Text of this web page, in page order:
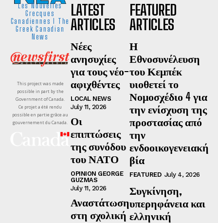
Les Nouvelles
Grecques
Canadiennes I The
Greek Canadian
News
This project was made
possible in part by the
Government of Canada.
Ce projet a été rendu
possible en partie grâce au
gouvernement du Canada.
LATEST
ARTICLES
Νέες
ανησυχίες
για τους νέο-
αφιχθέντες
LOCAL NEWS
July 11, 2026
Οι
επιπτώσεις
της συνόδου
του ΝΑΤΟ
OPINION GEORGE
GUZMAS
July 11, 2026
Αναστάτωση
στη σχολική
FEATURED
ARTICLES
Η
Εθνοσυνέλευση
του Κεμπέκ
υιοθετεί το
Νομοσχέδιο 4 για
την ενίσχυση της
προστασίας από
την
ενδοοικογενειακή
βία
FEATURED July 4, 2026
Συγκίνηση,
υπερηφάνεια και
ελληνική